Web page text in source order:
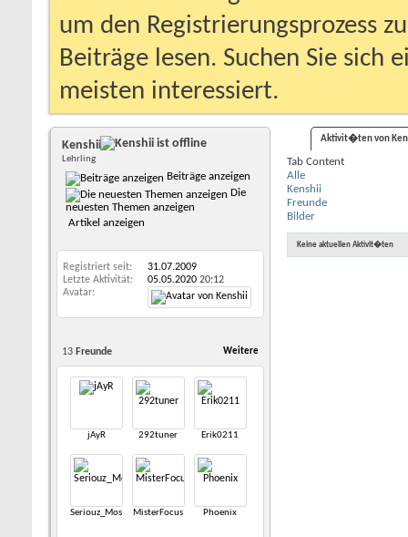
um den Registrierungsprozess
Beiträge lesen. Suchen Sie sich
meisten interessiert.
Kenshii
Lehrling
Beiträge anzeigen
Die
neuesten Themen anzeigen
Artikel anzeigen
Registriert seit
31.07.2009
Letzte Aktivität
05.05.2020 20:12
Avatar
Weitere
13 Freunde
jAyR 292tuner Erik0211
Seriouz_Mos MisterFocus Phoenix
Aktivit�ten von
Tab Content
Alle
Kenshii
Freunde
Bilder
Keine aktuellen Aktivit�ten